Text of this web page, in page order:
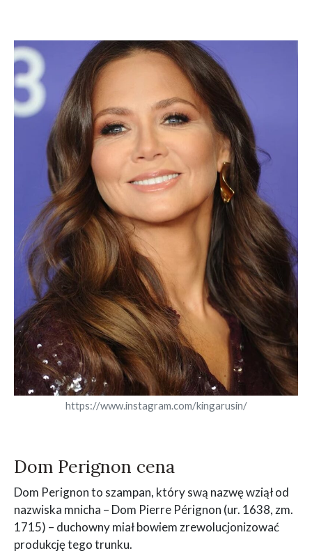
https://www.instagram.com/kingarusin/
Dom Perignon cena
Dom Perignon to szampan, który swą nazwę wziął od
nazwiska mnicha – Dom Pierre Pérignon (ur. 1638, zm.
1715) – duchowny miał bowiem zrewolucjonizować
produkcję tego trunku.